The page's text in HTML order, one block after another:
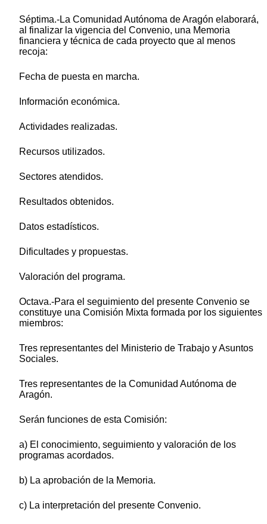
Séptima.-La Comunidad Autónoma de Aragón elaborará,
al finalizar la vigencia del Convenio, una Memoria
financiera y técnica de cada proyecto que al menos
recoja:
Fecha de puesta en marcha.
Información económica.
Actividades realizadas.
Recursos utilizados.
Sectores atendidos.
Resultados obtenidos.
Datos estadísticos.
Dificultades y propuestas.
Valoración del programa.
Octava.-Para el seguimiento del presente Convenio se
constituye una Comisión Mixta formada por los siguientes
miembros:
Tres representantes del Ministerio de Trabajo y Asuntos
Sociales.
Tres representantes de la Comunidad Autónoma de
Aragón.
Serán funciones de esta Comisión:
a) El conocimiento, seguimiento y valoración de los
programas acordados.
b) La aprobación de la Memoria.
c) La interpretación del presente Convenio.